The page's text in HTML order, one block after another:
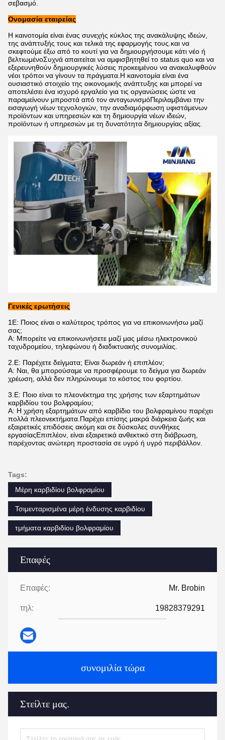
Επαφές
Επαφές: Mr. Brobin
τηλ: 19828379291
συνομιλία τώρα
Στείλτε μας.
σεβασμό.
Ονομασία εταιρείας
Η καινοτομία είναι ένας συνεχής κύκλος της ανακάλυψης ιδεών,
της ανάπτυξής τους και τελικά της εφαρμογής τους.και να
σκεφτούμε έξω από το κουτί για να δημιουργήσουμε κάτι νέο ή
βελτιωμένοΣυχνά απαιτείται να αμφισβητηθεί το status quo και να
εξερευνηθούν δημιουργικές λύσεις προκειμένου να ανακαλυφθούν
νέοι τρόποι να γίνουν τα πράγματα.Η καινοτομία είναι ένα
ουσιαστικό στοιχείο της οικονομικής ανάπτυξης και μπορεί να
αποτελέσει ένα ισχυρό εργαλείο για τις οργανώσεις ώστε να
παραμείνουν μπροστά από τον ανταγωνισμόΠεριλαμβάνει την
εισαγωγή νέων τεχνολογιών, την αναδιαμόρφωση υφιστάμενων
προϊόντων και υπηρεσιών και τη δημιουργία νέων ιδεών,
προϊόντων ή υπηρεσιών με τη δυνατότητα δημιουργίας αξίας.
Γενικές ερωτήσεις
1Ε: Ποιος είναι ο καλύτερος τρόπος για να επικοινωνήσω μαζί
σας;
Α: Μπορείτε να επικοινωνήσετε μαζί μας μέσω ηλεκτρονικού
ταχυδρομείου, τηλεφώνου ή διαδικτυακής συνομιλίας.
2. Ε: Παρέχετε δείγματα; Είναι δωρεάν ή επιπλέον;
Α: Ναι, θα μπορούσαμε να προσφέρουμε το δείγμα για δωρεάν
χρέωση, αλλά δεν πληρώνουμε το κόστος του φορτίου.
3. Ε: Ποιο είναι το πλεονέκτημα της χρήσης των εξαρτημάτων
καρβιδίου του βολφραμίου;
Α: Η χρήση εξαρτημάτων από καρβίδιο του βολφραμίνου παρέχει
πολλά πλεονεκτήματα.Παρέχει επίσης μακρά διάρκεια ζωής και
εξαιρετικές επιδόσεις ακόμη και σε δύσκολες συνθήκες
εργασίαςΕπιπλέον, είναι εξαιρετικά ανθεκτικό στη διάβρωση,
παρέχοντας ανώτερη προστασία σε υγρό ή υγρό περιβάλλον.
Tags:
Μέρη καρβιδίου βολφραμίου
Τσιμενταρισμένα μέρη ένδυσης καρβιδίου
τμήματα καρβιδίου βολφραμίου